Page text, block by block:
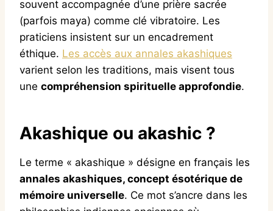
souvent accompagnée d’une prière sacrée
(parfois maya) comme clé vibratoire. Les
praticiens insistent sur un encadrement
éthique. Les accès aux annales akashiques
varient selon les traditions, mais visent tous
une compréhension spirituelle approfondie.
Akashique ou akashic ?
Le terme « akashique » désigne en français les
annales akashiques, concept ésotérique de
mémoire universelle. Ce mot s’ancre dans les